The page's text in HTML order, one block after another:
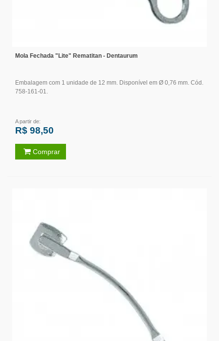
Mola Fechada "Lite" Rematitan - Dentaurum
Embalagem com 1 unidade de 12 mm. Disponível em Ø 0,76 mm. Cód.
758-161-01.
A partir de:
R$ 98,50
Comprar